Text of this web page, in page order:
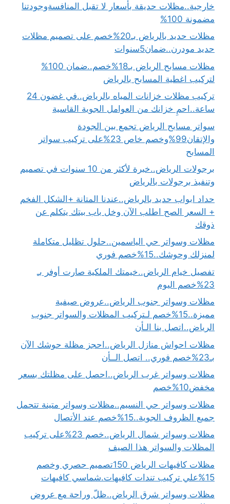
خارجية..مظلات حديقة بأسعار لا تقبل المنافسةوجودتنا
مضمونة 100%
مظلات حديد بالرياض بـ20%خصم على تصميم مظلات
حديد مودرن..ضمان5سنوات
مظلات مسابح الرياض بـ18%خصم..ضمان 100%
لتركيب اغطية المسابح بالرياض
تركيب مظلات خزانات المياه بالرياض..في غضون 24
ساعة..احمِ خزانك من العوامل الجوية القاسية
سواتر مسابح الرياض تجمع بين الجودة
والإتقان99%وخصم خاص 23%على تركيب سواتر
المسابح
برجولات الرياض..خبرة لأكثر من 10 سنوات في تصميم
وتنفيذ برجولات بالرياض
حداد ابواب حديد بالرياض..عندنا المتانة +الشكل الفخم
+ السعر الصح اطلب الآن وخل باب بيتك يتكلم عن
ذوقك
مظلات وسواتر حي الياسمين..حلول تظليل متكاملة
لمنزلك وحوشك..15%خصم فوري
تفصيل خيام الرياض..خيمتك الملكية صارت أوفر بـ
23%خصم اليوم
مظلات وسواتر جنوب الرياض..عروض صيفية
مميزة..15%خصم لـتركيب المظلات والسواتر جنوب
الرياض..اتصل بنا الـأن
مظلات احواش منازل الرياض..احجز مظلة حوشك الآن
بـ23%خصم فوري.. اتصل الــأن
مظلات وسواتر غرب الرياض..احصل على مظلتك بسعر
مخفض10%خصم
مظلات وسواتر حي النسيم..مظلات وسواتر متينة تتحمل
جميع الظروف الجوية..15%خصم عند الأتصال
مظلات وسواتر شمال الرياض..خصم 23%على تركيب
المظلات والسواتر هذا الصيف
مظلات كافيهات الرياض 150تصميم حصري وخصم
15%علي تركيب تندات كافيهات.شماسي كافيهات
مظلات وسواتر شرق الرياض..ظلّ وراحة مع عروض